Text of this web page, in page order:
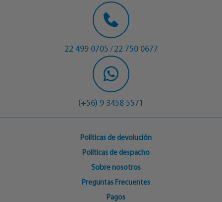
22 499 0705 / 22 750 0677
(+56) 9 3458 5571
Políticas de devolución
Políticas de despacho
Sobre nosotros
Preguntas Frecuentes
Pagos